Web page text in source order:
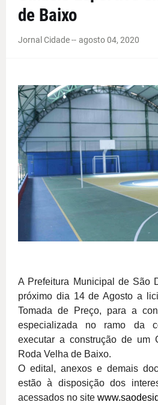
de Baixo
Jornal Cidade -- agosto 04, 2020
A Prefeitura Municipal de São
próximo dia 14 de Agosto a
Tomada de Preço, para a
especializada no ramo da
executar a construção de um
Roda Velha de Baixo.
O edital, anexos e demais
estão à disposição dos
acessados no site